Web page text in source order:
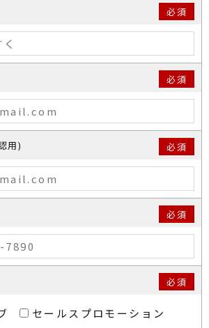
必須
必須
用) 必須
必須
必須
セールスプロモーション